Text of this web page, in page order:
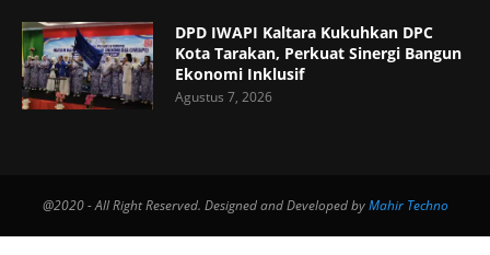
DPD IWAPI Kaltara Kukuhkan DPC
Kota Tarakan, Perkuat Sinergi Bangun
Ekonomi Inklusif
Agustus 7, 2026
@2020 - All Right Reserved. Designed and Developed byMahir Techno